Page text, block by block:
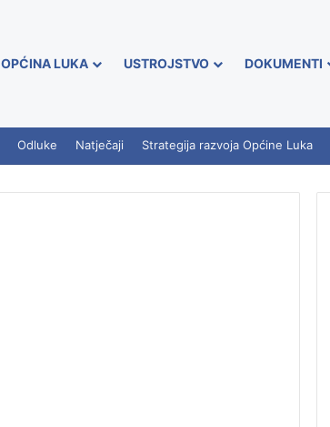
OPĆINA LUKA USTROJSTVO DOKUMENTI
Odluke Natječaji Strategija razvoja Općine Luka